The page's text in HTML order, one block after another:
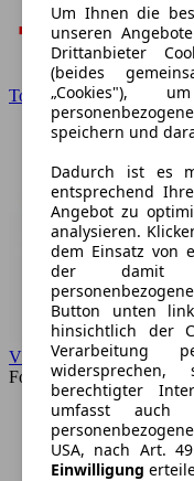
Toyota
VW
Forum
Um Ihnen die
unseren
Drittanbieter
(beides
„Cookies"),
speichern und
Dadurch ist es
entsprechend
Angebot zu
analysieren.
dem Einsatz von
der damit
Button unten
hinsichtlich der
Verarbeitung
berechtigter
umfasst auch
USA, nach Art.
Einwilligung